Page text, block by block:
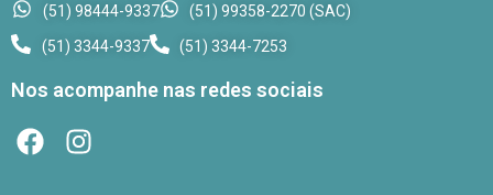
(51) 98444-9337
(51) 99358-2270 (SAC)
(51) 3344-9337
(51) 3344-7253
Nos acompanhe nas redes sociais